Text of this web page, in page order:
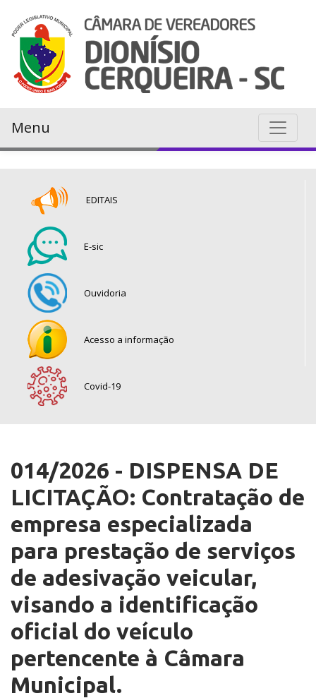
Menu
EDITAIS
E-sic
Ouvidoria
Acesso a informação
Covid-19
014/2026 - DISPENSA DE
LICITAÇÃO: Contratação de
empresa especializada
para prestação de serviços
de adesivação veicular,
visando a identificação
oficial do veículo
pertencente à Câmara
Municipal.